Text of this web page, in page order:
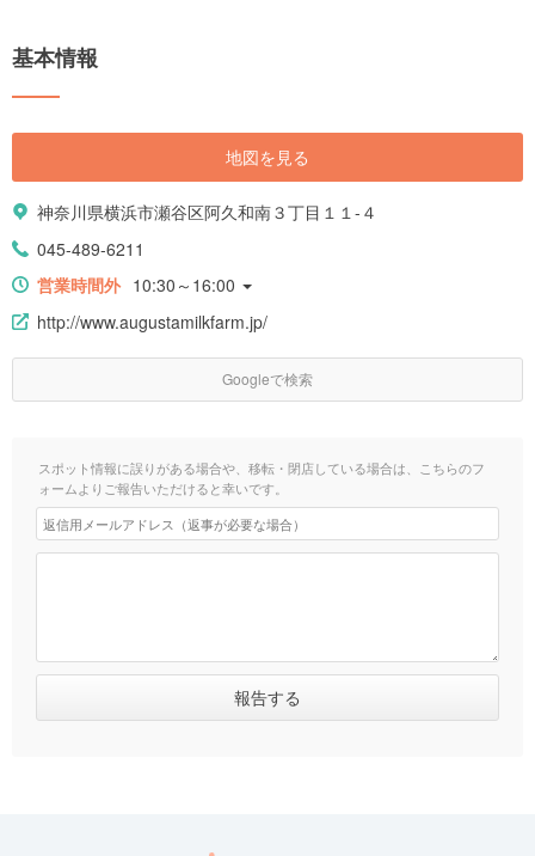
基本情報
地図を見る
神奈川県横浜市瀬谷区阿久和南３丁目１１-４
045-489-6211
営業時間外 10:30～16:00
http://www.augustamilkfarm.jp/
Googleで検索
スポット情報に誤りがある場合や、移転・閉店している場合は、こちらのフ
ォームよりご報告いただけると幸いです。